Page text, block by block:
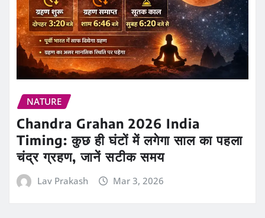
NATURE
Chandra Grahan 2026 India
Timing: कुछ ही घंटों में लगेगा साल का पहला
चंद्र ग्रहण, जानें सटीक समय
Lav Prakash Mar 3, 2026